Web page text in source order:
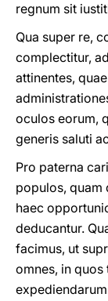
regnum sit
Qua super re,
complectitur,
attinentes,
oculos eorum,
generis saluti
Pro paterna
populos, quam
haec
deducantur.
facimus, ut
omnes, in quos